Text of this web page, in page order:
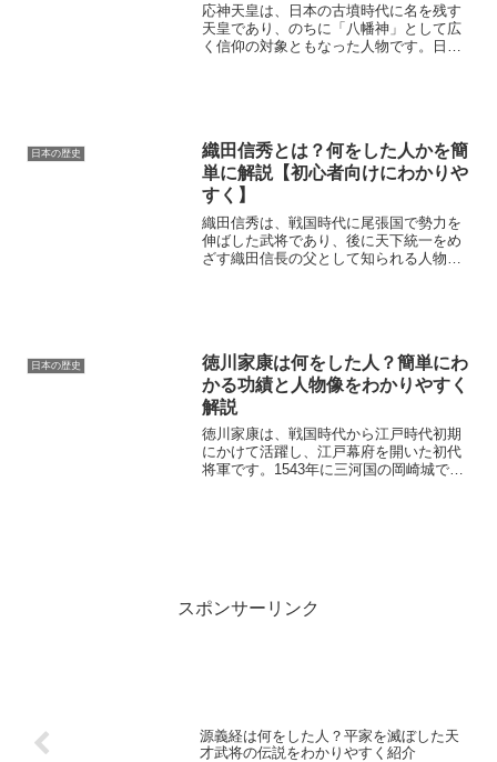
応神天皇は、日本の古墳時代に名を残す
天皇であり、のちに「八幡神」として広
く信仰の対象ともなった人物です。日本
日本の歴史
織田信秀とは？何をした人かを簡
単に解説【初心者向けにわかりや
すく】
織田信秀は、戦国時代に尾張国で勢力を
伸ばした武将であり、後に天下統一をめ
ざす織田信長の父として知られる人物で
日本の歴史
徳川家康は何をした人？簡単にわ
かる功績と人物像をわかりやすく
解説
徳川家康は、戦国時代から江戸時代初期
にかけて活躍し、江戸幕府を開いた初代
将軍です。1543年に三河国の岡崎城で生
スポンサーリンク
源義経は何をした人？平家を滅ぼした天
才武将の伝説をわかりやすく紹介